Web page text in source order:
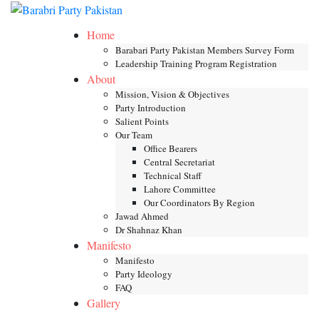
Skip
Home
Barabari Party Pakistan Members Survey Form
Leadership Training Program Registration
About
Mission, Vision & Objectives
Party Introduction
Salient Points
Our Team
Office Bearers
Central Secretariat
Technical Staff
Lahore Committee
Our Coordinators By Region
Jawad Ahmed
Dr Shahnaz Khan
Manifesto
Manifesto
Party Ideology
FAQ
Gallery